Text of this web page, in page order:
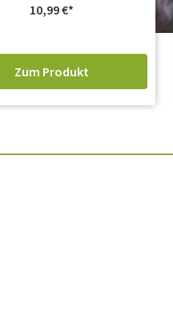
10,99€
Zum Produkt